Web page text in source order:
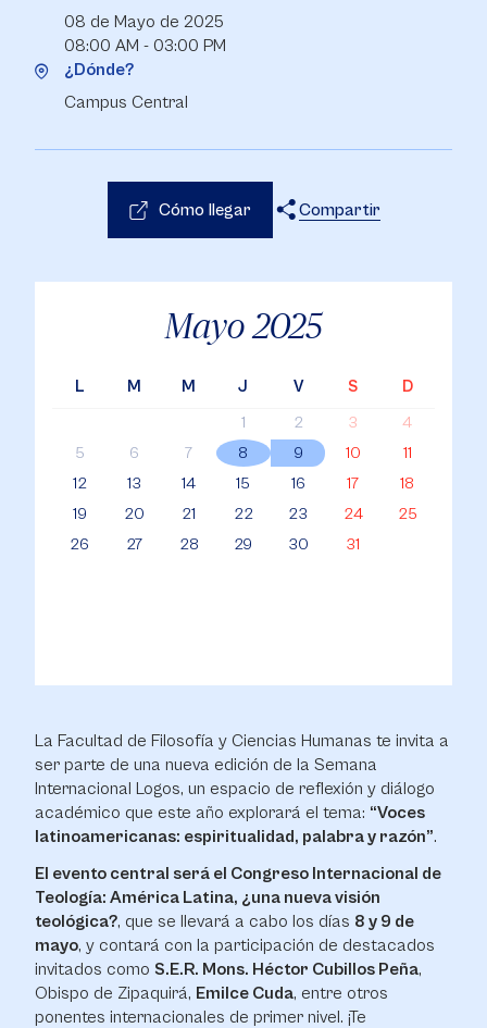
La Facultad de Filosofía y Ciencias Humanas te invita a
ser parte de una nueva edición de la Semana
Internacional Logos, un espacio de reflexión y diálogo
académico que este año explorará el tema: “Voces
latinoamericanas: espiritualidad, palabra y razón”.
El evento central será el Congreso Internacional de
Teología: América Latina, ¿una nueva visión
teológica?, que se llevará a cabo los días 8 y 9 de
mayo, y contará con la participación de destacados
invitados como S.E.R. Mons. Héctor Cubillos Peña,
Obispo de Zipaquirá, Emilce Cuda, entre otros
ponentes internacionales de primer nivel. ¡Te
Mayo 2025
L M M J V S
D
1
2 3
4
5
6 7 8 9 10
11
12
13 14 15 16 17
18
19
20 21 22 23 24
25
26
27 28 29 30 31
08 de Mayo de 2025
08:00 AM - 03:00 PM
¿Dónde?
Campus Central
Cómo llegar
Compartir